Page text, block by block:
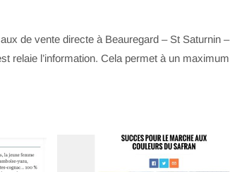
de vente directe à Beauregard – St Saturnin –
relaie l’information. Cela permet à un maximum